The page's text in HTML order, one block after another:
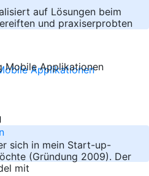
auf Lösungen beim
und praxiserprobten
sich in mein Start-up-
(Gründung 2009). Der
mit